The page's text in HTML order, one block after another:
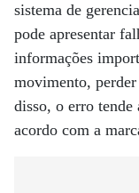
sistema de
pode apresentar
informações
movimento,
disso, o erro tende
acordo com a